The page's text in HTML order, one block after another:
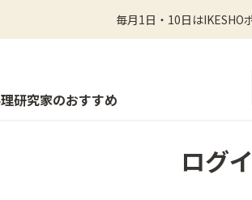
毎月1日・10日はIKESHO
研究家のおすすめ
ログ